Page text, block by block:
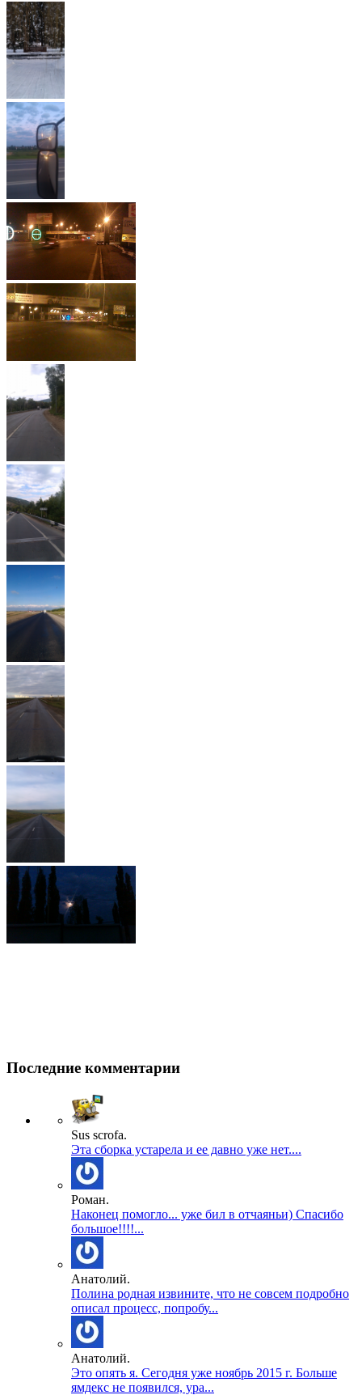
Последние комментарии
Sus scrofa.
Эта сборка устарела и ее давно уже нет....
Роман.
Наконец помогло... уже бил в отчаяньи) Спасибо
большое!!!!...
Анатолий.
Полина родная извините, что не совсем подробно
описал процесс, попробу...
Анатолий.
Это опять я. Сегодня уже ноябрь 2015 г. Больше
ямдекс не появился, ура...